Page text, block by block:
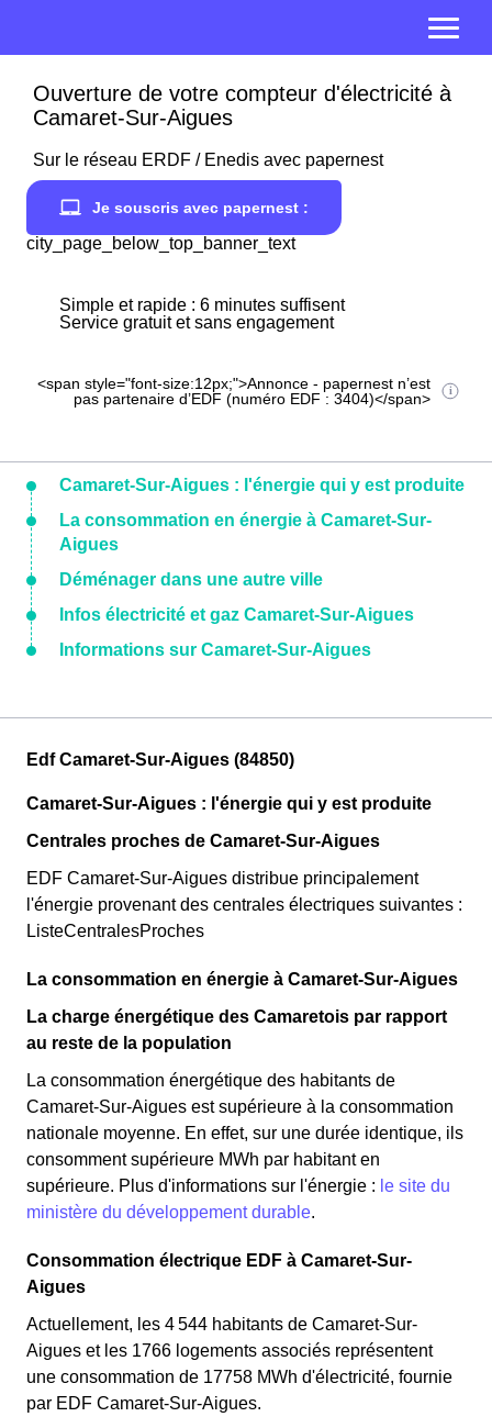
Ouverture de votre compteur d'électricité à
Camaret-Sur-Aigues
Sur le réseau ERDF / Enedis avec papernest
Je souscris avec papernest :
city_page_below_top_banner_text
Simple et rapide : 6 minutes suffisent
Service gratuit et sans engagement
<span style="font-size:12px;">Annonce - papernest n’est
pas partenaire d’EDF (numéro EDF : 3404)</span>
Camaret-Sur-Aigues : l'énergie qui y est produite
La consommation en énergie à Camaret-Sur-
Aigues
Déménager dans une autre ville
Infos électricité et gaz Camaret-Sur-Aigues
Informations sur Camaret-Sur-Aigues
Edf Camaret-Sur-Aigues (84850)
Camaret-Sur-Aigues : l'énergie qui y est produite
Centrales proches de Camaret-Sur-Aigues
EDF Camaret-Sur-Aigues distribue principalement
l'énergie provenant des centrales électriques suivantes :
ListeCentralesProches
La consommation en énergie à Camaret-Sur-Aigues
La charge énergétique des Camaretois par rapport
au reste de la population
La consommation énergétique des habitants de
Camaret-Sur-Aigues est supérieure à la consommation
nationale moyenne. En effet, sur une durée identique, ils
consomment supérieure MWh par habitant en
supérieure. Plus d'informations sur l'énergie : le site du
ministère du développement durable.
Consommation électrique EDF à Camaret-Sur-
Aigues
Actuellement, les 4 544 habitants de Camaret-Sur-
Aigues et les 1766 logements associés représentent
une consommation de 17758 MWh d'électricité, fournie
par EDF Camaret-Sur-Aigues.